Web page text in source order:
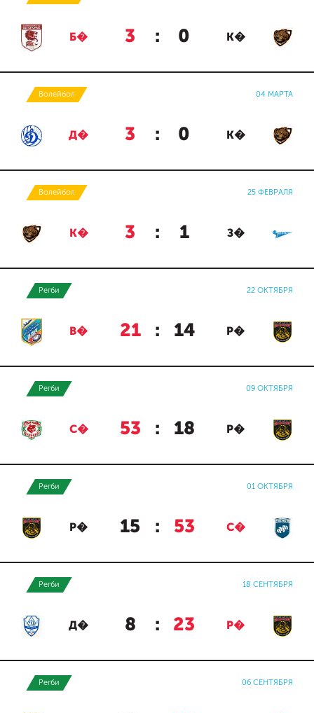
Б� 3 : 0 К�
Волейбол 04 МАРТА
Д� 3 : 0 К�
Волейбол 25 ФЕВРАЛЯ
К� 3 : 1 З�
Регби 22 ОКТЯБРЯ
В� 21 : 14 Р�
Регби 09 ОКТЯБРЯ
С� 53 : 18 Р�
Регби 01 ОКТЯБРЯ
Р� 15 : 53 С�
Регби 18 СЕНТЯБРЯ
Д� 8 : 23 Р�
Регби 06 СЕНТЯБРЯ